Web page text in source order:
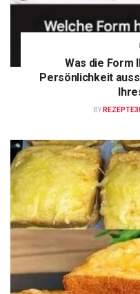
Was die Form
Persönlichkeit
BY